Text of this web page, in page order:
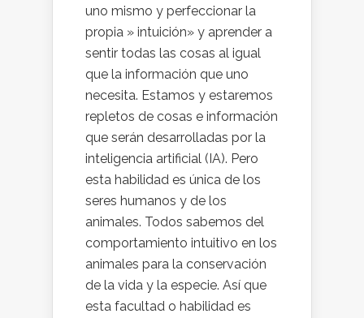
uno mismo y perfeccionar la
propia » intuición» y aprender a
sentir todas las cosas al igual
que la información que uno
necesita. Estamos y estaremos
repletos de cosas e información
que serán desarrolladas por la
inteligencia artificial (IA). Pero
esta habilidad es única de los
seres humanos y de los
animales. Todos sabemos del
comportamiento intuitivo en los
animales para la conservación
de la vida y la especie. Así que
esta facultad o habilidad es